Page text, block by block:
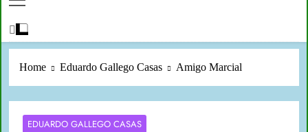
Home Eduardo Gallego Casas Amigo Marcial
EDUARDO GALLEGO CASAS